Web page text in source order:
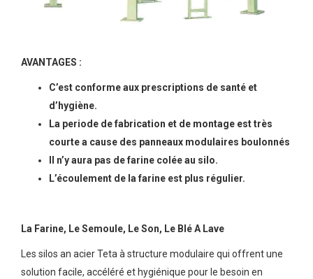
AVANTAGES :
C’est conforme aux prescriptions de santé et
d’hygiène.
La periode de fabrication et de montage est très
courte a cause des panneaux modulaires boulonnés
Il n’y aura pas de farine colée au silo.
L’écoulement de la farine est plus régulier.
La Farine, Le Semoule, Le Son, Le Blé A Lave
Les silos an acier Teta à structure modulaire qui offrent une
solution facile, accéléré et hygiénique pour le besoin en